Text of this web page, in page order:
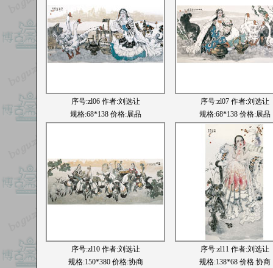
序号:zl06 作者:刘选让 序号:zl07 作者:刘选让
规格:68*138 价格:展品
规格:68*138 价格:展品
序号:zl10 作者:刘选让 序号:zl11 作者:刘选让
规格:150*380 价格:协商
规格:138*68 价格:协商